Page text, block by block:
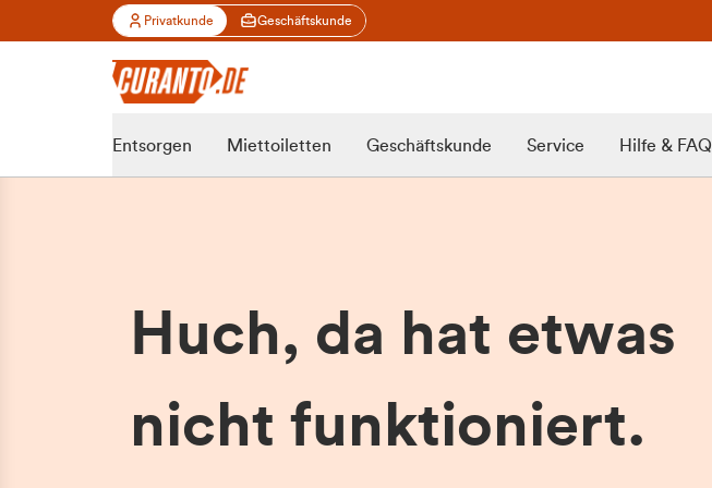
Privatkunde Geschäftskunde
Entsorgen Miettoiletten Geschäftskunde Service Hilfe & FAQ
Huch, da hat etwas
nicht funktioniert.